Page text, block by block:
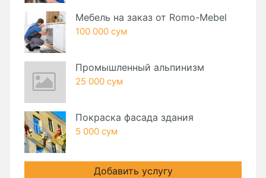
Мебель на заказ от Romo-Mebel
100 000 сум
Промышленный альпинизм
25 000 сум
Покраска фасада здания
5 000 сум
Добавить услугу